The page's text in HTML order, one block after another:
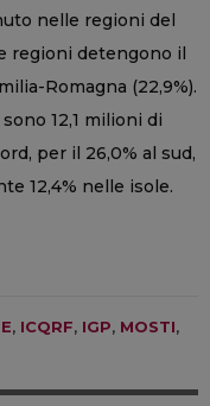
nelle regioni del
regioni detengono il
Romagna (22,9%).
12,1 milioni di
per il 26,0% al sud,
12,4% nelle isole.
, ICQRF, IGP, MOSTI,